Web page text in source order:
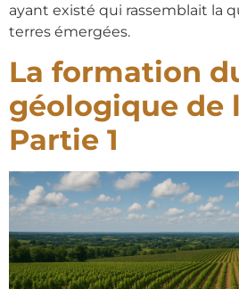
ayant existé qui rassemblait la
terres émergées.
La formation
géologique de
Partie 1